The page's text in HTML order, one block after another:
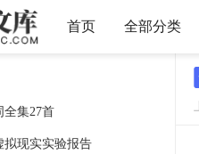
首页 全部分类
全集27首
拟现实实验报告